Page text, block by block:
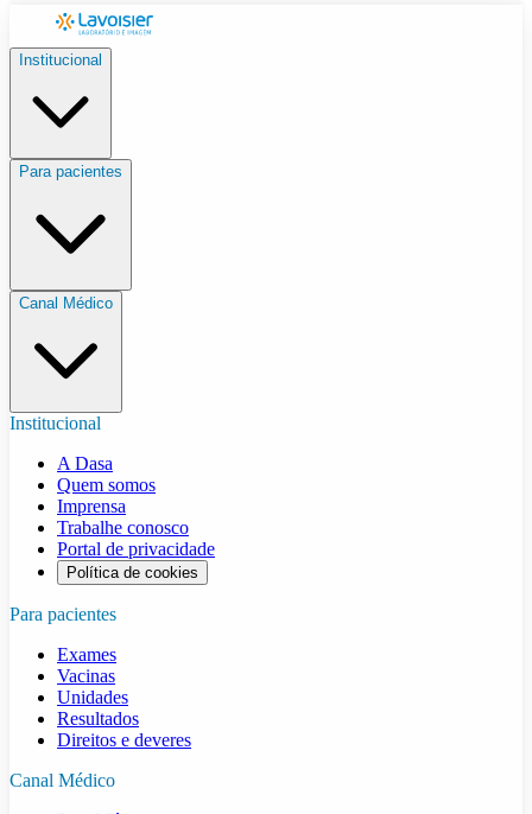
Institucional
Para pacientes
Canal Médico
Institucional
A Dasa
Quem somos
Imprensa
Trabalhe conosco
Portal de privacidade
Política de cookies
Para pacientes
Exames
Vacinas
Unidades
Resultados
Direitos e deveres
Canal Médico